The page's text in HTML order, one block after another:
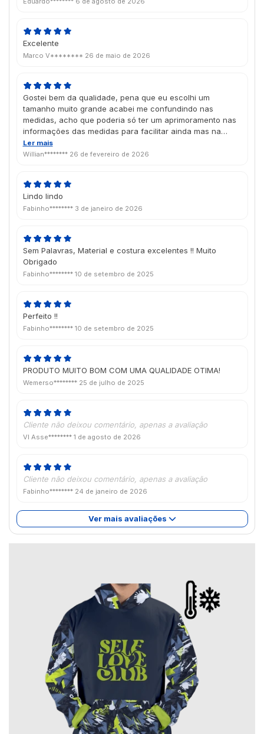
Excelente
Marco V******** 26 de maio de 2026
Gostei bem da qualidade, pena que eu escolhi um
tamanho muito grande acabei me confundindo nas
medidas, acho que poderia só ter um aprimoramento nas
informações das medidas para facilitar ainda mas na
compra, mas qualidade da impressão e da qualidade
criada pela futuraIM foi top
Ler mais
Willian******** 26 de fevereiro de 2026
Lindo lindo
Fabinho******** 3 de janeiro de 2026
Sem Palavras, Material e costura excelentes !! Muito
Obrigado
Fabinho******** 10 de setembro de 2025
Perfeito !!
Fabinho******** 10 de setembro de 2025
PRODUTO MUITO BOM COM UMA QUALIDADE OTIMA!
Wemerso******** 25 de julho de 2025
Cliente não deixou comentário, apenas a avaliação
VI Asse******** 1 de agosto de 2026
Cliente não deixou comentário, apenas a avaliação
Fabinho******** 24 de janeiro de 2026
Ver mais avaliações